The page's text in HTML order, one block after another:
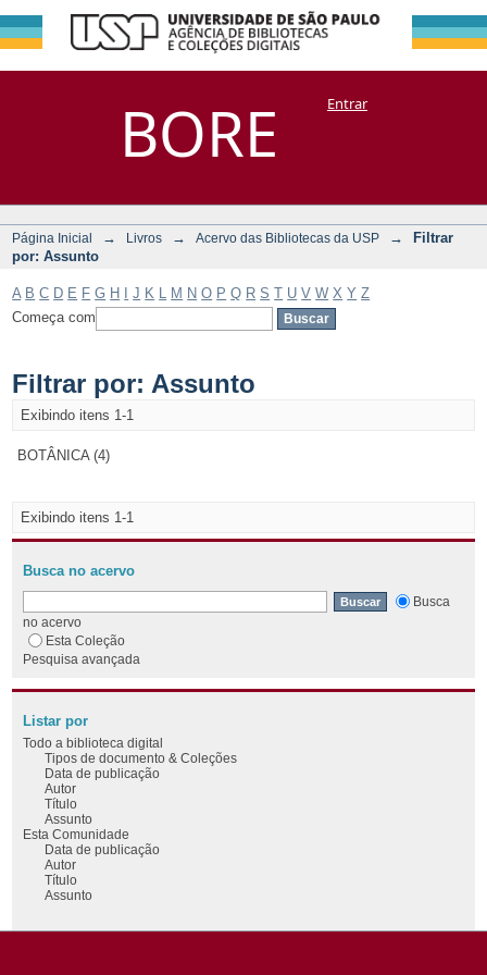
BORE
Filtrar por:
Assunto
DSpace/Manakin + CoriscoEntrar
Página Inicial → Livros → Acervo das Bibliotecas da USP →
Filtrar
por: Assunto
A B C D E F G H J K M N O P Q R S T U V W X Y Z
Começa com
Filtrar por: Assunto
Exibindo itens 1-1
BOTÂNICA (4)
Exibindo itens 1-1
Busca no acervo
Busca
no acervo
Esta Coleção
Pesquisa avançada
Listar por
Todo a biblioteca digital
Tipos de documento & Coleções
Data de publicação
Autor
Título
Assunto
Esta Comunidade
Data de publicação
Autor
Título
Assunto